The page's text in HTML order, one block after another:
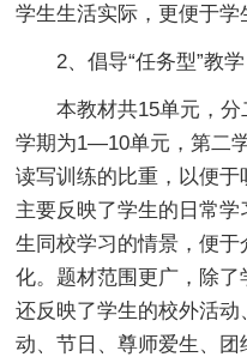
学生生活实际，更便于学
2、倡导“任务型”教学
本教材共15单元，分
学期为1—10单元，第二
读写训练的比重，以便
主要反映了学生的日常
生同校学习的情景，便
化。题材范围更广，除了
还反映了学生的校外活
动、节日、尊师爱生、